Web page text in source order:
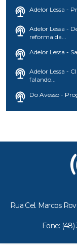
Adelor Lessa -
Adelor Lessa -
reforma da...
Adelor Lessa -
Adelor Lessa -
falando...
Do Avesso -
Rua Cel. Marcos
Fone: (48)